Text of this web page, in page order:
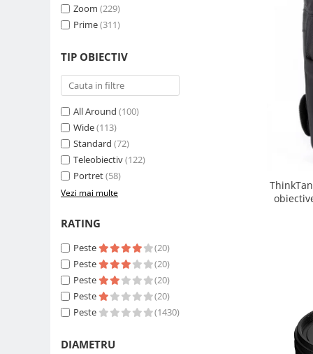
Huse protectie filtre gel
Accesorii Aparate Digitale
Cititoare carduri
Huse protectie card memorie
Telecomenzi
LCD protectie
Recordere audio digitale
Acumulatori Foto
Acumulatori AA/AAA (R6/R3)) si
incarcatoare
Incarcatoare acumulatori Foto-
Tablete grafice
Zoom (229)
Prime(311)
TIP OBIECTIV
All Around (100)
Wide(113)
Standard (72)
Teleobiectiv(122)
Portret(58)
Vezi mai multe
RATING
Peste
(20)
Peste
(20)
Peste
(20)
Peste
(20)
Peste
(1430)
DIAMETRU